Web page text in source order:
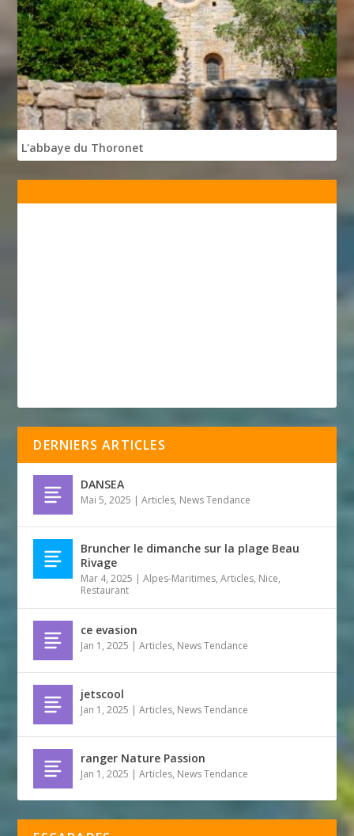
L'abbaye du Thoronet
DERNIERS ARTICLES
DANSEA
Mai 5, 2025 |Articles, News Tendance
Bruncher le dimanche sur la plage Beau
Rivage
Mar 4, 2025 |Alpes-Maritimes,Articles, Nice,
Restaurant
ce evasion
Jan 1, 2025 |Articles, News Tendance
jetscool
Jan 1, 2025 |Articles, News Tendance
ranger Nature Passion
Jan 1, 2025 |Articles, News Tendance